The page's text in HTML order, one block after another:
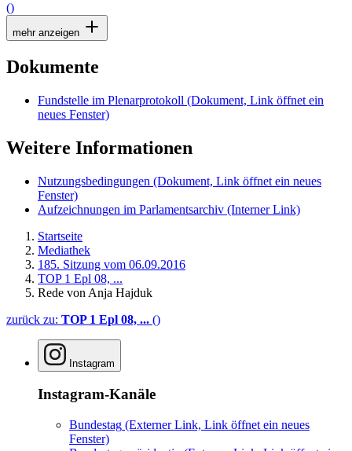
()
mehr anzeigen
Dokumente
Fundstelle im Plenarprotokoll (Dokument, Link öffnet ein
neues Fenster)
Weitere Informationen
Nutzungsbedingungen (Dokument, Link öffnet ein neues
Fenster)
Aufzeichnungen im Parlamentsarchiv (Interner Link)
Startseite
Mediathek
185. Sitzung vom 06.09.2016
TOP 1 Epl 08, ...
Rede von Anja Hajduk
zurück zu: TOP 1 Epl 08, ... ()
Instagram
Instagram-Kanäle
Bundestag (Externer Link, Link öffnet ein neues
Fenster)